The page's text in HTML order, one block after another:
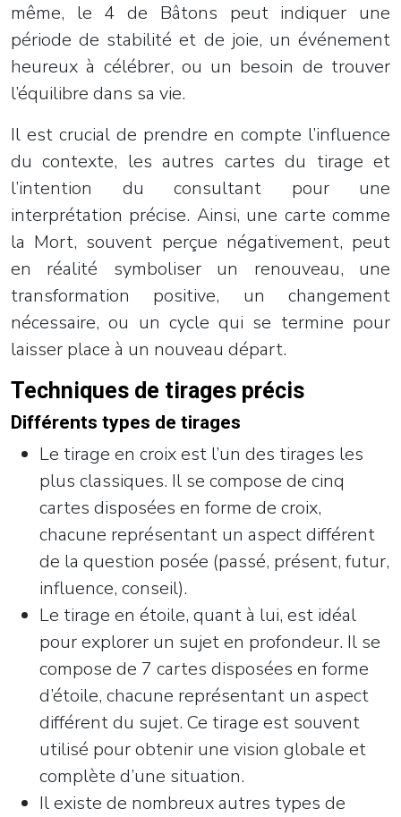
même, le 4 de Bâtons peut indiquer une
période de stabilité et de joie, un événement
heureux à célébrer, ou un besoin de trouver
l’équilibre dans sa vie.
Il est crucial de prendre en compte l’influence
du contexte, les autres cartes du tirage et
l’intention du consultant pour une
interprétation précise. Ainsi, une carte comme
la Mort, souvent perçue négativement, peut
en réalité symboliser un renouveau, une
transformation positive, un changement
nécessaire, ou un cycle qui se termine pour
laisser place à un nouveau départ.
Techniques de tirages précis
Différents types de tirages
Le tirage en croix est l’un des tirages les
plus classiques. Il se compose de cinq
cartes disposées en forme de croix,
chacune représentant un aspect différent
de la question posée (passé, présent, futur,
influence, conseil).
Le tirage en étoile, quant à lui, est idéal
pour explorer un sujet en profondeur. Il se
compose de 7 cartes disposées en forme
d’étoile, chacune représentant un aspect
différent du sujet. Ce tirage est souvent
utilisé pour obtenir une vision globale et
complète d’une situation.
Il existe de nombreux autres types de